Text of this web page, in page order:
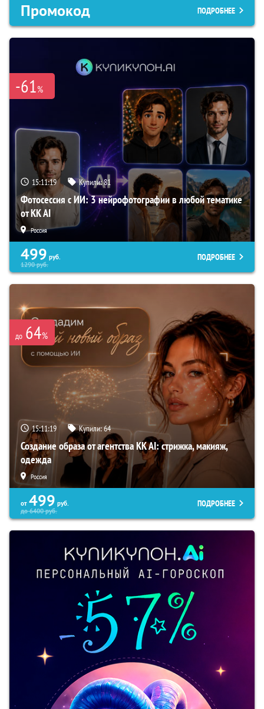
Промокод ПОДРОБНЕЕ
-61%
15:11:18 Купили:81
Фотосессия с ИИ: 3 нейрофотографии в любой тематике
от KK AI
Россия
499 руб.
1290руб.
ПОДРОБНЕЕ
до 64%
15:11:18 Купили:64
Создание образа от агентства KK AI: стрижка, макияж,
одежда
Россия
от 499 руб.
до6400руб.
ПОДРОБНЕЕ